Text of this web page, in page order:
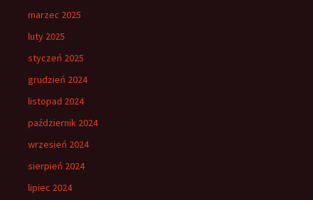
marzec 2025
luty 2025
styczeń 2025
grudzień 2024
listopad 2024
październik 2024
wrzesień 2024
sierpień 2024
lipiec 2024